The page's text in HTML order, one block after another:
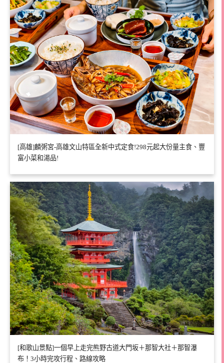
[高雄]麟粥宮-高雄文山特區全新中式定食!298元起大份量主食、豐
富小菜和湯品!
[和歌山景點]一個早上走完熊野古道大門坂＋那智大社＋那智瀑
布！3小時完攻行程、路線攻略